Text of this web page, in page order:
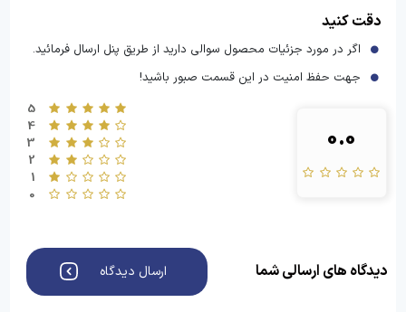
دقت کنید
اگر در مورد جزئیات محصول سوالی دارید از طریق پنل ارسال فرمائید.
جهت حفظ امنیت در این قسمت صبور باشید!
0.0
5
4
3
2
1
0
دیدگاه های ارسالی شما ارسال دیدگاه